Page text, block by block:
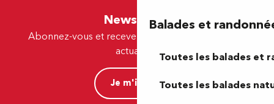
Balades et
Toutes les balades et
Toutes les balades
Newsletter
Abonnez-vous et recevez par e-mail nos offres et
actualités.
Je m'inscris